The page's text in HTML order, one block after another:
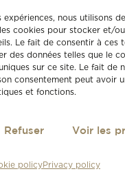
nous utilisons
cookies pour stocker et/
Le fait de consentir à ces
des données telles que le
sur ce site. Le fait de
consentement peut avoir
et fonctions.
Refuser Voir les
policyPrivacy policy